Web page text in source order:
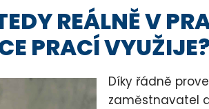
REÁLNĚ V
PRACÍ VYUŽIJE?
Díky řádně
zaměstnavatel